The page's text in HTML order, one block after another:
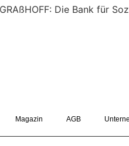
Die Bank für
Magazin AGB